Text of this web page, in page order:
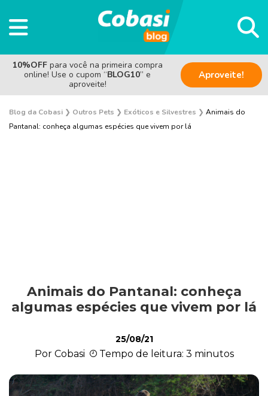
10%OFF para você na primeira compra
online! Use o cupom “BLOG10” e
aproveite!
Aproveite!
Blog da Cobasi ❯ Outros Pets ❯ Exóticos e Silvestres ❯ Animais do
Pantanal: conheça algumas espécies que vivem por lá
Exóticos e Silvestres
Mamíferos
Répteis
Animais do Pantanal: conheça
algumas espécies que vivem por lá
25/08/21
Por Cobasi Tempo de leitura: 3 minutos